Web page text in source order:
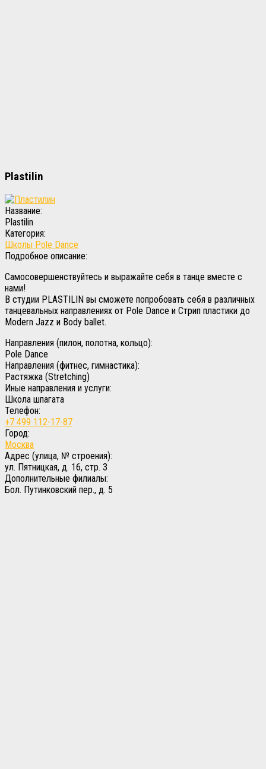
Plastilin
Название:
Plastilin
Категория:
Школы Pole Dance
Подробное описание:
Самосовершенствуйтесь и выражайте себя в танце вместе с
нами!
В студии PLASTILIN вы сможете попробовать себя в различных
танцевальных направлениях от Pole Dance и Стрип пластики до
Modern Jazz и Body ballet.
Направления (пилон, полотна, кольцо):
Pole Dance
Направления (фитнес, гимнастика):
Растяжка (Stretching)
Иные направления и услуги:
Школа шпагата
Телефон:
+7 499 112-17-87
Город:
Москва
Адрес (улица, № строения):
ул. Пятницкая, д. 16, стр. 3
Дополнительные филиалы:
Бол. Путинковский пер., д. 5